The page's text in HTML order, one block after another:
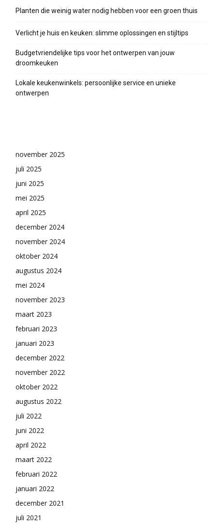
Planten die weinig water nodig hebben voor een groen thuis
Verlicht je huis en keuken: slimme oplossingen en stijltips
Budgetvriendelijke tips voor het ontwerpen van jouw
droomkeuken
Lokale keukenwinkels: persoonlijke service en unieke
ontwerpen
november 2025
juli 2025
juni 2025
mei 2025
april 2025
december 2024
november 2024
oktober 2024
augustus 2024
mei 2024
november 2023
maart 2023
februari 2023
januari 2023
december 2022
november 2022
oktober 2022
augustus 2022
juli 2022
juni 2022
april 2022
maart 2022
februari 2022
januari 2022
december 2021
juli 2021